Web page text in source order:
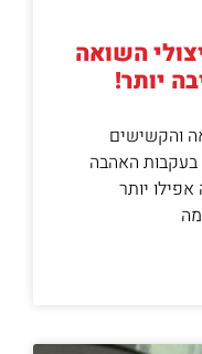
השואה
יותר!
והקשישים
בעקבות האהבה
יותר